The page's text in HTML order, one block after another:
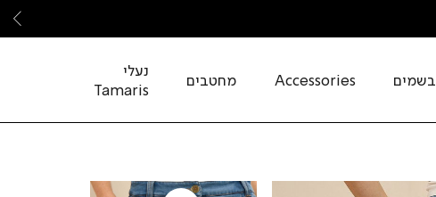
בשמים Accessories מחטבים
נעלי
Tamaris